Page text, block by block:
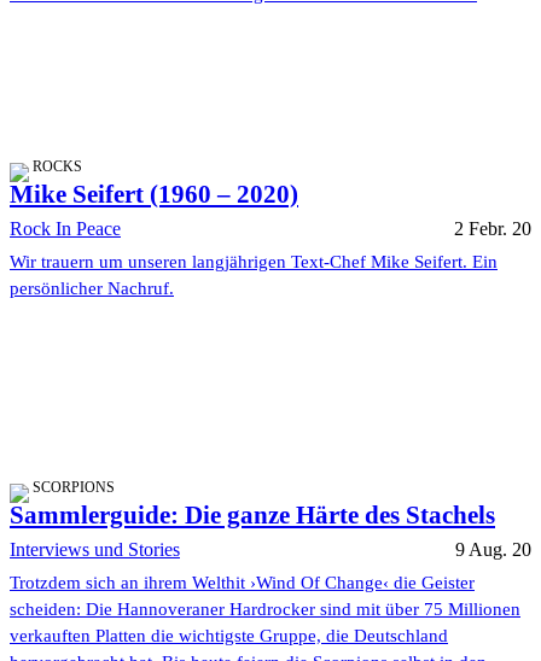
ROCKS
Mike Seifert (1960 – 2020)
Rock In Peace 2 Febr. 20
Wir trauern um unseren langjährigen Text-Chef Mike Seifert. Ein
persönlicher Nachruf.
SCORPIONS
Sammlerguide: Die ganze Härte des Stachels
Interviews und Stories 9 Aug. 20
Trotzdem sich an ihrem Welthit ›Wind Of Change‹ die Geister
scheiden: Die Hannoveraner Hardrocker sind mit über 75 Millionen
verkauften Platten die wichtigste Gruppe, die Deutschland